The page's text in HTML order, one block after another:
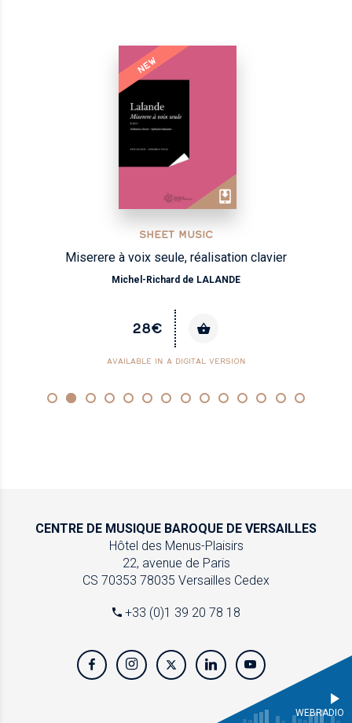
NEW
SHEET MUSIC
Miserere à voix seule, réalisation clavier
Michel-Richard de LALANDE
28€
AVAILABLE IN A DIGITAL VERSION
CENTRE DE MUSIQUE BAROQUE DE VERSAILLES
Hôtel des Menus-Plaisirs
22, avenue de Paris
CS 70353 78035 Versailles Cedex
+33 (0)1 39 20 78 18
WEBRADIO